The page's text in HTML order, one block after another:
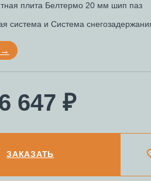
плита Белтермо 20 мм шип паз
система и Система
647 ₽
ЗАКАЗАТЬ